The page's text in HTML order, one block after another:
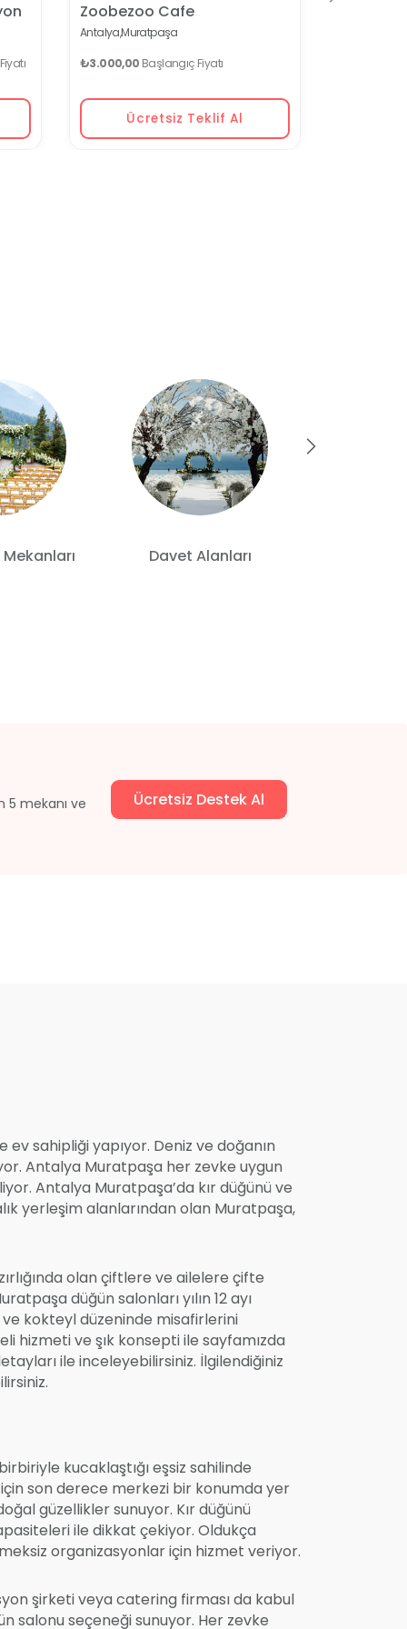
Zoobezoo Cafe
Antalya,Muratpaşa
₺3.000,00 Başlangıç Fiyatı
Ücretsiz Teklif Al
Mekanları Davet Alanları
5 mekanı ve
Ücretsiz Destek Al
sahipliği yapıyor. Deniz ve doğanın
Antalya Muratpaşa her zevke uygun
Antalya Muratpaşa’da kır düğünü ve
yerleşim alanlarından olan Muratpaşa,
olan çiftlere ve ailelere çifte
düğün salonları yılın 12 ayı
kokteyl düzeninde misafirlerini
hizmeti ve şık konsepti ile sayfamızda
ile inceleyebilirsiniz. İlgilendiğiniz
kucaklaştığı eşsiz sahilinde
son derece merkezi bir konumda yer
güzellikler sunuyor. Kır düğünü
ile dikkat çekiyor. Oldukça
organizasyonlar için hizmet veriyor.
şirketi veya catering firması da kabul
salonu seçeneği sunuyor. Her zevke